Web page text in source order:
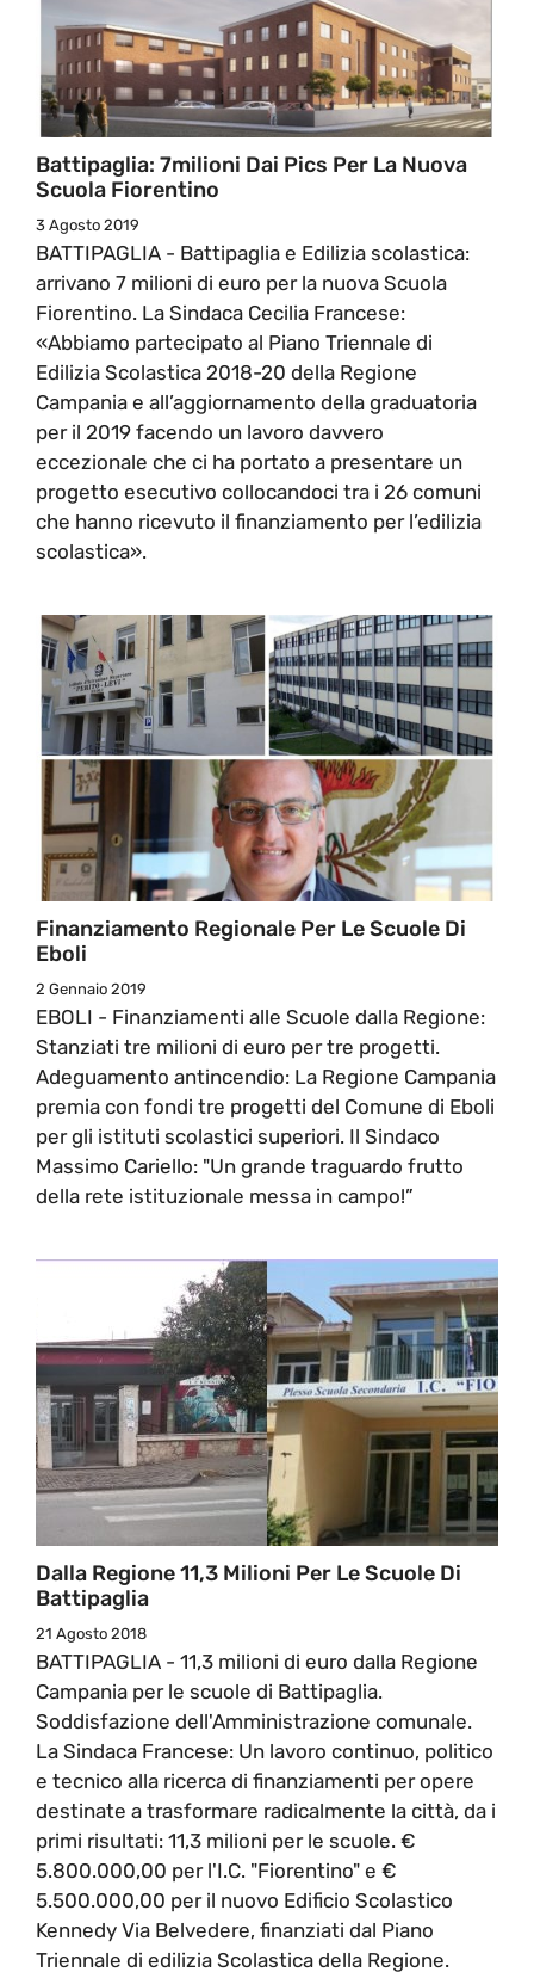
Battipaglia: 7milioni Dai Pics Per La Nuova
Scuola Fiorentino
3 Agosto 2019
BATTIPAGLIA - Battipaglia e Edilizia scolastica:
arrivano 7 milioni di euro per la nuova Scuola
Fiorentino. La Sindaca Cecilia Francese:
«Abbiamo partecipato al Piano Triennale di
Edilizia Scolastica 2018-20 della Regione
Campania e all’aggiornamento della graduatoria
per il 2019 facendo un lavoro davvero
eccezionale che ci ha portato a presentare un
progetto esecutivo collocandoci tra i 26 comuni
che hanno ricevuto il finanziamento per l’edilizia
scolastica».
Finanziamento Regionale Per Le Scuole Di
Eboli
2 Gennaio 2019
EBOLI - Finanziamenti alle Scuole dalla Regione:
Stanziati tre milioni di euro per tre progetti.
Adeguamento antincendio: La Regione Campania
premia con fondi tre progetti del Comune di Eboli
per gli istituti scolastici superiori. Il Sindaco
Massimo Cariello: "Un grande traguardo frutto
della rete istituzionale messa in campo!”
Dalla Regione 11,3 Milioni Per Le Scuole Di
Battipaglia
21 Agosto 2018
BATTIPAGLIA - 11,3 milioni di euro dalla Regione
Campania per le scuole di Battipaglia.
Soddisfazione dell'Amministrazione comunale.
La Sindaca Francese: Un lavoro continuo, politico
e tecnico alla ricerca di finanziamenti per opere
destinate a trasformare radicalmente la città, da i
primi risultati: 11,3 milioni per le scuole. €
5.800.000,00 per l'I.C. "Fiorentino" e €
5.500.000,00 per il nuovo Edificio Scolastico
Kennedy Via Belvedere, finanziati dal Piano
Triennale di edilizia Scolastica della Regione.